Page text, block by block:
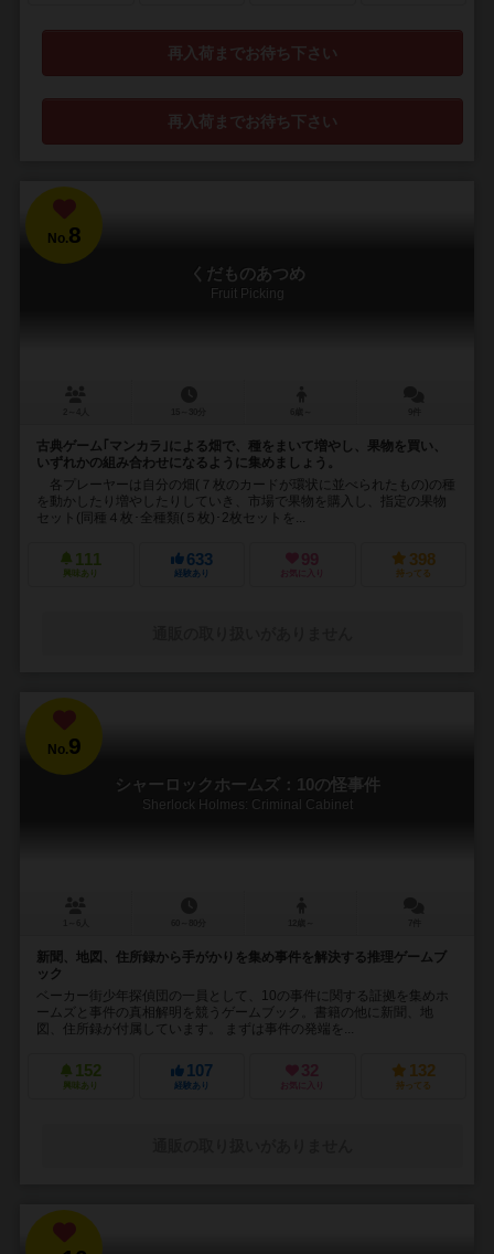
再入荷までお待ち下さい
再入荷までお待ち下さい
No.8
くだものあつめ
Fruit Picking
古典ゲーム｢マンカラ｣による畑で、種をまいて増やし、果物を買い、
いずれかの組み合わせになるように集めましょう。
各プレーヤーは自分の畑(７枚のカードが環状に並べられたもの)の種
を動かしたり増やしたりしていき、市場で果物を購入し、指定の果物
セット(同種４枚･全種類(５枚)･2枚セットを...
111
興味あり
633
経験あり
99
お気に入り
398
持ってる
No.9
シャーロックホームズ：10の怪事件
Sherlock Holmes: Criminal Cabinet
新聞、地図、住所録から手がかりを集め事件を解決する推理ゲームブ
ック
ベーカー街少年探偵団の一員として、10の事件に関する証拠を集めホ
ームズと事件の真相解明を競うゲームブック。書籍の他に新聞、地
図、住所録が付属しています。 まずは事件の発端を...
152
興味あり
107
経験あり
32
お気に入り
132
持ってる